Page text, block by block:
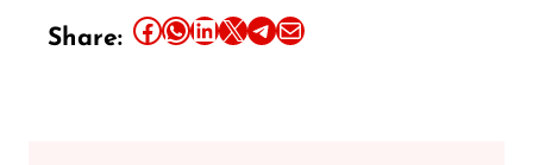
Share: Share this article on Facebook Share this article on WhatsApp Share this article on LinkedIn Share this article on X Share this article on TelegramEmail this Article